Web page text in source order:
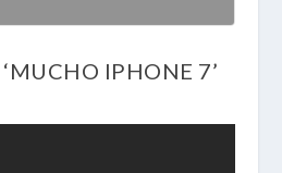
IPHONE 7’